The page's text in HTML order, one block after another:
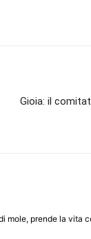
Gioia: il
mole, prende la vita